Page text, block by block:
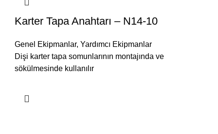
Karter Tapa Anahtarı – N14-10
Genel Ekipmanlar, Yardımcı Ekipmanlar
Dişi karter tapa somunlarının montajında ve
sökülmesinde kullanılır